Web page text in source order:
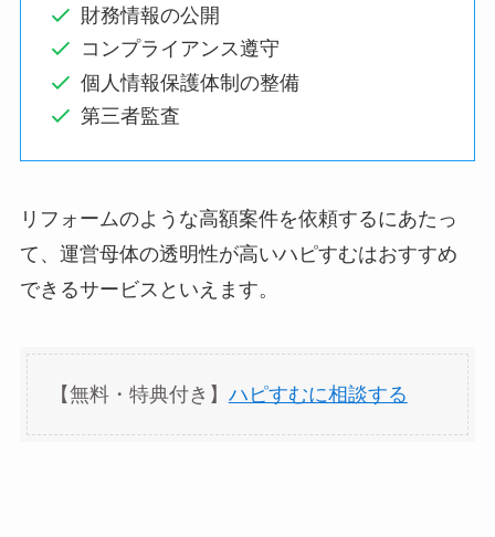
財務情報の公開
コンプライアンス遵守
個人情報保護体制の整備
第三者監査
リフォームのような高額案件を依頼するにあたっ
て、運営母体の透明性が高いハピすむはおすすめ
できるサービスといえます。
【無料・特典付き】 ハピすむに相談する